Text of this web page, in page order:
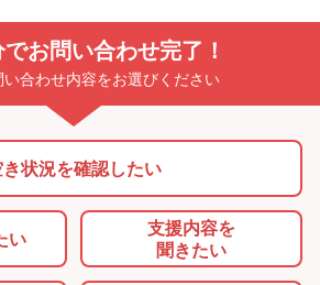
お問い合わせ完了！
合わせ内容をお選びください
き状況を確認したい
い
支援内容を
聞きたい